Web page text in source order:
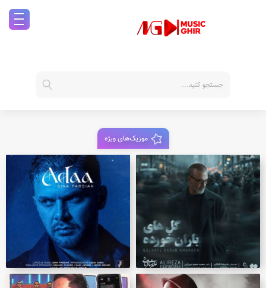
موزیک‌های ویژه